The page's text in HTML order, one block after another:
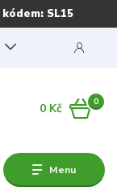
kódem: SL15
Menu
0
0 Kč